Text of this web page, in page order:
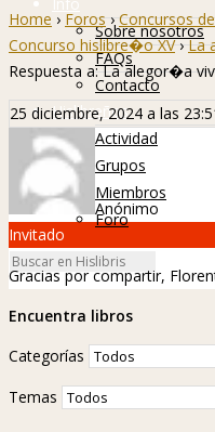
Sobre nosotros
FAQs
Contacto
Hislibreños
Actividad
Grupos
Miembros
Foro
Home › Foros › Concursos
Concurso hislibre�o XV › La
Respuesta a: La alegor�a
25 diciembre, 2024 a las
Anónimo
Invitado
Gracias por compartir,
Encuentra libros
Categorías
Temas